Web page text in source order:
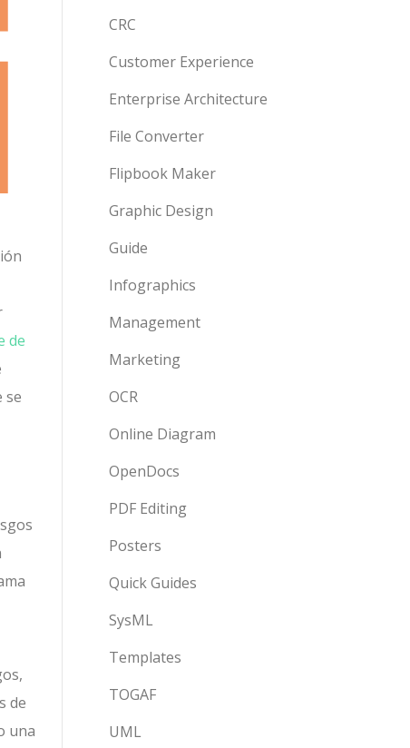
de
se
de
una
CRC
Customer Experience
Enterprise Architecture
File Converter
Flipbook Maker
Graphic Design
Guide
Infographics
Management
Marketing
OCR
Online Diagram
OpenDocs
PDF Editing
Posters
Quick Guides
SysML
Templates
TOGAF
UML